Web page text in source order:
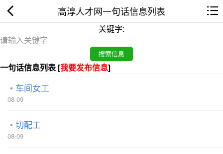
高淳人才网一句话信息列表
关键字:
一句话信息列表 [我要发布信息]
车间女工
08-09
切配工
08-09